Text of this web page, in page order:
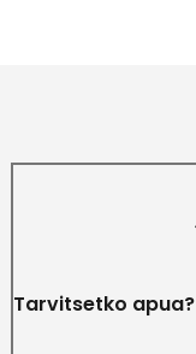
Tarvitsetko apua?